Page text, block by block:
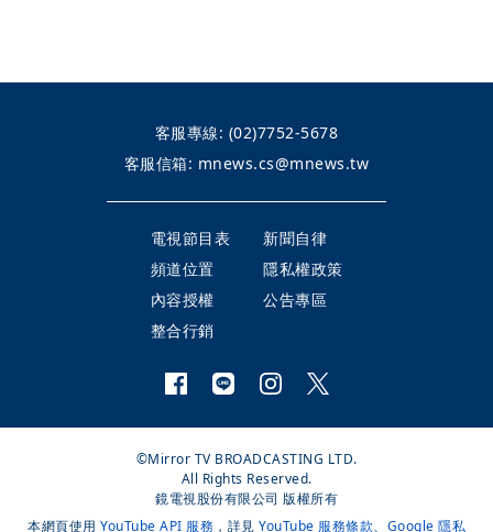
客服專線: (02)7752-5678
客服信箱: mnews.cs@mnews.tw
電視節目表
新聞自律
頻道位置
隱私權政策
內容授權
公告專區
整合行銷
©Mirror TV BROADCASTING LTD.
All Rights Reserved.
鏡電視股份有限公司 版權所有
本網頁使用 YouTube API 服務 ，詳見 YouTube 服務條款、 Google 隱私